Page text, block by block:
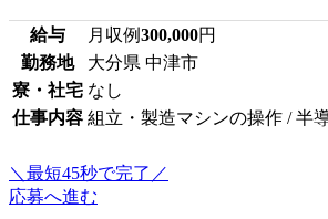
給与 月収例300,000円
勤務地
大分県 中津市
寮・社宅 なし
仕事内容 組立・製造マシンの操作 / 半
＼最短45秒で完了／
応募へ進む